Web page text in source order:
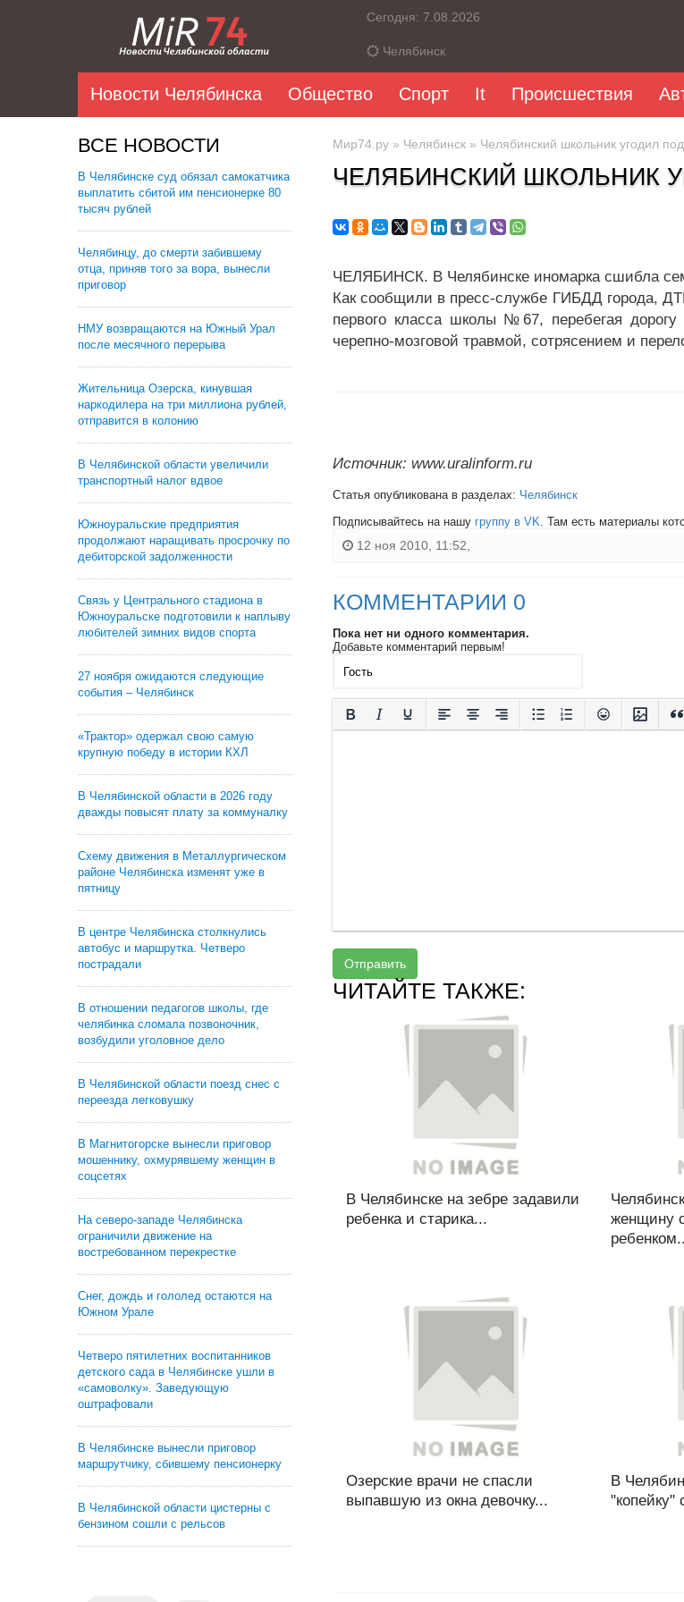
Сегодня: 7.08.2026
Челябинск
Новости Челябинска Общество Спорт It Происшествия
ВСЕ НОВОСТИ
В Челябинске суд обязал самокатчика
выплатить сбитой им пенсионерке 80
тысяч рублей
Челябинцу, до смерти забившему
отца, приняв того за вора, вынесли
приговор
НМУ возвращаются на Южный Урал
после месячного перерыва
Жительница Озерска, кинувшая
наркодилера на три миллиона рублей,
отправится в колонию
В Челябинской области увеличили
транспортный налог вдвое
Южноуральские предприятия
продолжают наращивать просрочку по
дебиторской задолженности
Связь у Центрального стадиона в
Южноуральске подготовили к наплыву
любителей зимних видов спорта
27 ноября ожидаются следующие
события – Челябинск
«Трактор» одержал свою самую
крупную победу в истории КХЛ
В Челябинской области в 2026 году
дважды повысят плату за коммуналку
Схему движения в Металлургическом
районе Челябинска изменят уже в
пятницу
В центре Челябинска столкнулись
автобус и маршрутка. Четверо
пострадали
В отношении педагогов школы, где
челябинка сломала позвоночник,
возбудили уголовное дело
В Челябинской области поезд снес с
переезда легковушку
В Магнитогорске вынесли приговор
мошеннику, охмурявшему женщин в
соцсетях
На северо-западе Челябинска
ограничили движение на
востребованном перекрестке
Снег, дождь и гололед остаются на
Южном Урале
Четверо пятилетних воспитанников
детского сада в Челябинске ушли в
«самоволку». Заведующую
оштрафовали
В Челябинске вынесли приговор
маршрутчику, сбившему пенсионерку
В Челябинской области цистерны с
бензином сошли с рельсов
Мир74.ру » Челябинск » Челябинский школьник угодил
ЧЕЛЯБИНСКИЙ ШКОЛЬНИК
ЧЕЛЯБИНСК. В Челябинске иномарка сшибла
Как сообщили в пресс-службе ГИБДД города,
первого класса школы №67, перебегая
черепно-мозговой травмой, сотрясением и
Источник: www.uralinform.ru
Статья опубликована в разделах: Челябинск
Подписывайтесь на нашу группу в VK. Там есть материалы
12 ноя 2010, 11:52,
КОММЕНТАРИИ 0
Пока нет ни одного комментария.
Добавьте комментарий первым!
Отправить
ЧИТАЙТЕ ТАКЖЕ:
В Челябинске на зебре задавили
ребенка и старика...
женщину
Озерские врачи не спасли
выпавшую из окна девочку...
В